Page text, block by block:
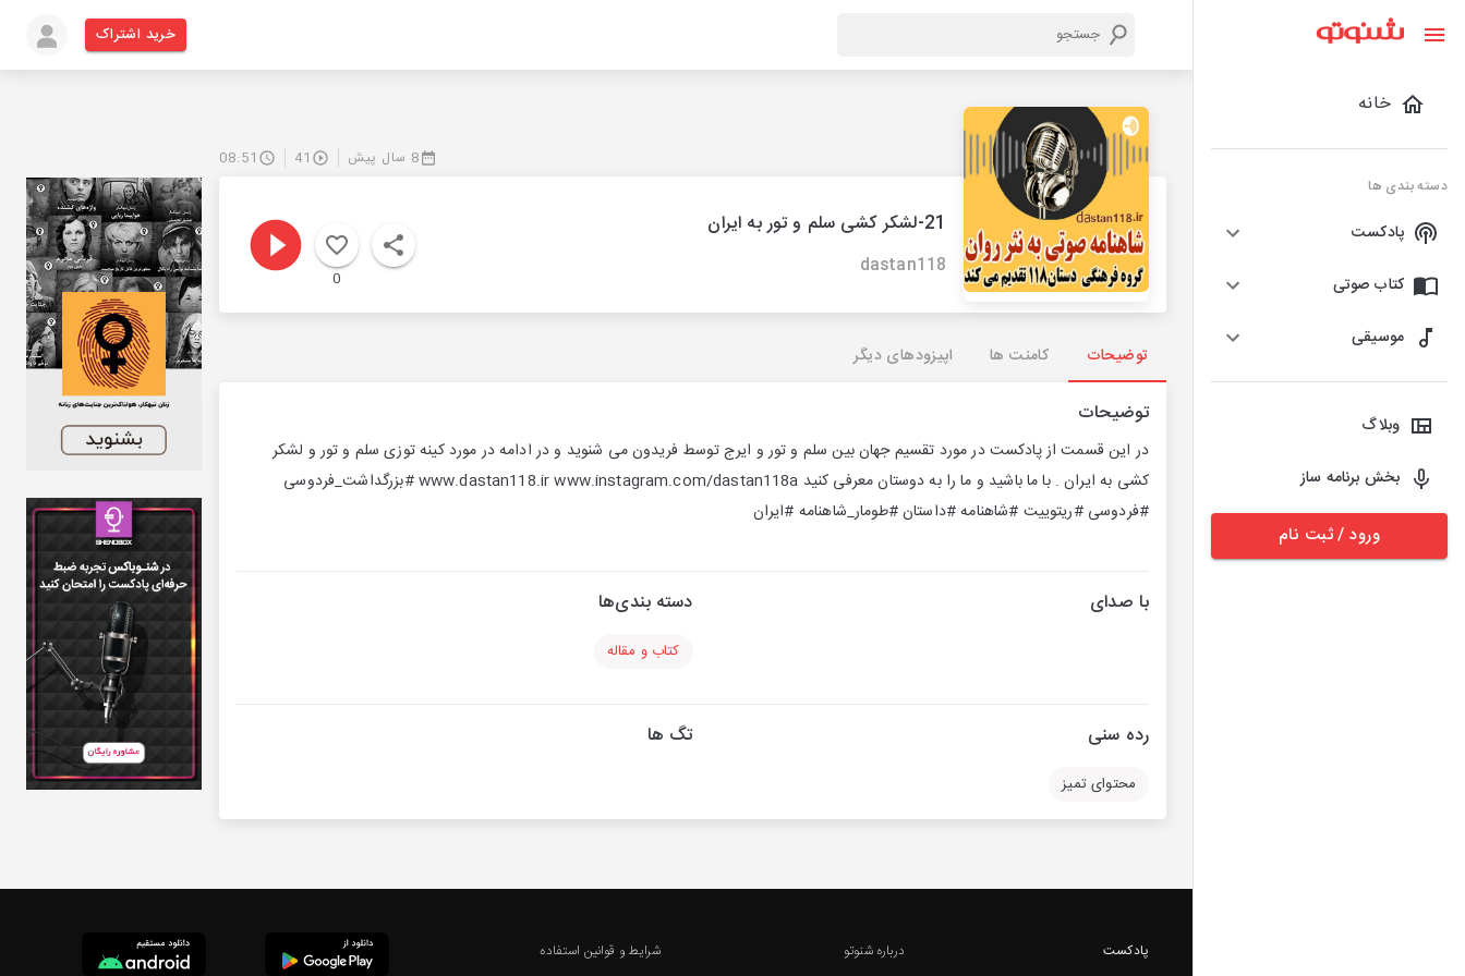
خانه
دسته بندی ها
پادکست
کتاب صوتی
موسیقی
وبلاگ
بخش برنامه ساز
ورود / ثبت نام
خرید اشتراک
8 سال پیش 41
08:51
21-لشکر کشی سلم و تور به ایران
dastan118
0
توضیحات کامنت ها اپیزودهای دیگر
توضیحات
در این قسمت از پادکست در مورد تقسیم جهان بین سلم و تور و ایرج توسط فریدون می شنوید و در ادامه در مورد کینه توزی سلم و تور و لشکر
کشی به ایران . با ما باشید و ما را به دوستان معرفی کنید www.dastan118.ir www.instagram.com/dastan118a #بزرگداشت_فردوسی
#فردوسی #ریتوییت #شاهنامه #داستان #طومار_شاهنامه #ایران
با صدای دسته بندی‌ها
کتاب و مقاله
رده سنی
محتوای تمیز
تگ ها
پادکست درباره شنوتو شرایط و قوانین استفاده